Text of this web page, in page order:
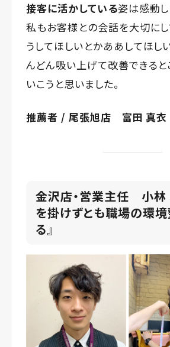
接客に活かしている姿は感動し
私もお客様との会話を大切にし
うしてほしいとかああしてほし
んどん吸い上げて改善できると
いこうと思いました。
推薦者 / 尾張旭店 富田 真衣
金沢店・営業主任 小林
を掛けずとも職場の環
る』